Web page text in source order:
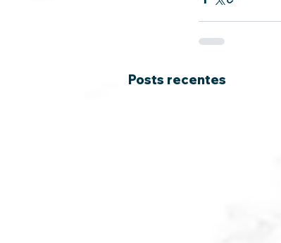
Posts recentes